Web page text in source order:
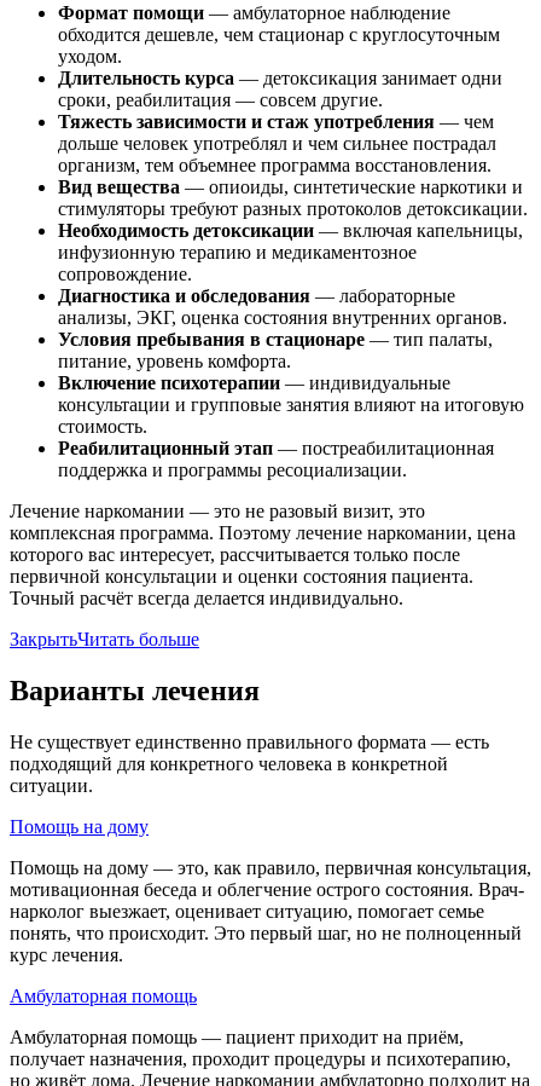
Формат помощи — амбулаторное наблюдение
обходится дешевле, чем стационар с круглосуточным
уходом.
Длительность курса — детоксикация занимает одни
сроки, реабилитация — совсем другие.
Тяжесть зависимости и стаж употребления — чем
дольше человек употреблял и чем сильнее пострадал
организм, тем объемнее программа восстановления.
Вид вещества — опиоиды, синтетические наркотики и
стимуляторы требуют разных протоколов детоксикации.
Необходимость детоксикации — включая капельницы,
инфузионную терапию и медикаментозное
сопровождение.
Диагностика и обследования — лабораторные
анализы, ЭКГ, оценка состояния внутренних органов.
Условия пребывания в стационаре — тип палаты,
питание, уровень комфорта.
Включение психотерапии — индивидуальные
консультации и групповые занятия влияют на итоговую
стоимость.
Реабилитационный этап — постреабилитационная
поддержка и программы ресоциализации.
Лечение наркомании — это не разовый визит, это
комплексная программа. Поэтому лечение наркомании, цена
которого вас интересует, рассчитывается только после
первичной консультации и оценки состояния пациента.
Точный расчёт всегда делается индивидуально.
ЗакрытьЧитать больше
Варианты лечения
Не существует единственно правильного формата — есть
подходящий для конкретного человека в конкретной
ситуации.
Помощь на дому
Помощь на дому — это, как правило, первичная консультация,
мотивационная беседа и облегчение острого состояния. Врач-
нарколог выезжает, оценивает ситуацию, помогает семье
понять, что происходит. Это первый шаг, но не полноценный
курс лечения.
Амбулаторная помощь
Амбулаторная помощь — пациент приходит на приём,
получает назначения, проходит процедуры и психотерапию,
но живёт дома. Лечение наркомании амбулаторно подходит на